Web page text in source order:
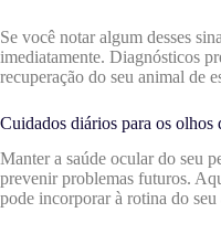
Se você notar algum desses
imediatamente. Diagnósticos
recuperação do seu animal de
Cuidados diários para os olhos
Manter a saúde ocular do seu
prevenir problemas futuros.
pode incorporar à rotina do